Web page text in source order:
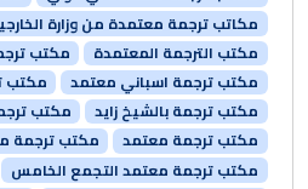
مكاتب ترجمة معتمدة من وزارة
مكتب الترجمة المعتمدة
مكتب
مكتب ترجمة اسباني معتمد
مكتب
مكتب ترجمة بالشيخ زايد
مكتب
مكتب ترجمة معتمد
مكتب ترجمة
مكتب ترجمة معتمد التجمع الخامس